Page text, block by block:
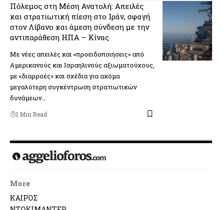
Πόλεμος στη Μέση Ανατολή: Απειλές
και στρατιωτική πίεση στο Ιράν, σφαγή
στον Λίβανο και άμεση σύνδεση με την
αντιπαράθεση ΗΠΑ – Κίνας
Με νέες απειλές και «προειδοποιήσεις» από
Αμερικανούς και Ισραηλινούς αξιωματούχους,
με «διαρροές» και σχέδια για ακόμα
μεγαλύτερη συγκέντρωση στρατιωτικών
δυνάμεων…
1 Min Read
More
ΚΑΙΡΟΣ